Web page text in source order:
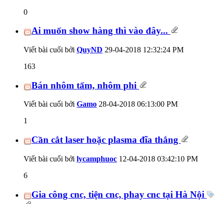
0
Ai muốn show hàng thì vào đây...
Viết bài cuối bởi QuyND 29-04-2018 12:32:24 PM
163
Bán nhôm tấm, nhôm phi
Viết bài cuối bởi Gamo 28-04-2018 06:13:00 PM
1
Cần cắt laser hoặc plasma đĩa thắng
Viết bài cuối bởi lycamphuoc 12-04-2018 03:42:10 PM
6
Gia công cnc, tiện cnc, phay cnc tại Hà Nội